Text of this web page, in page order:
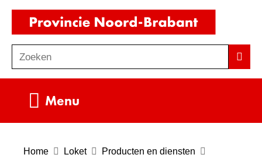
Ga
de
inhoud
o
e
Zoeken
Menu
Home Loket Producten en diensten